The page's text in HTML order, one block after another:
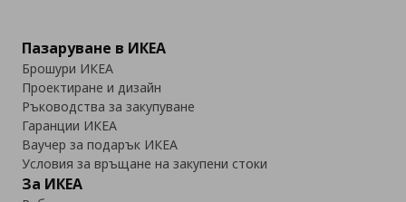
Пазаруване в ИКЕА
Брошури ИКЕА
Проектиране и дизайн
Ръководства за закупуване
Гаранции ИКЕА
Ваучер за подарък ИКЕА
Условия за връщане на закупени стоки
За ИКЕА